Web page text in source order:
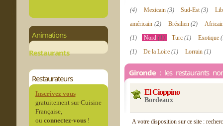
Animations
Restaurants
Restaurateurs
Inscrivez vous
gratuitement sur Cuisine
Française,
ou connectez-vous!
(4)
Mexicain (3) Sud-Est(3)
américain (2) Brésilien(2)
(1)
Nord(1) Turc(1) Exotique
(1)
De la Loire(1) Lorrain (1)
Gironde : les restaurants
El Cioppino
Bordeaux
A votre disposition sur ce site :